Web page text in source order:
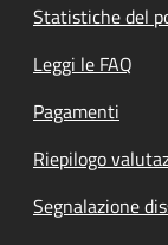
Statistiche del
Leggi le FAQ
Pagamenti
Riepilogo
Segnalazione